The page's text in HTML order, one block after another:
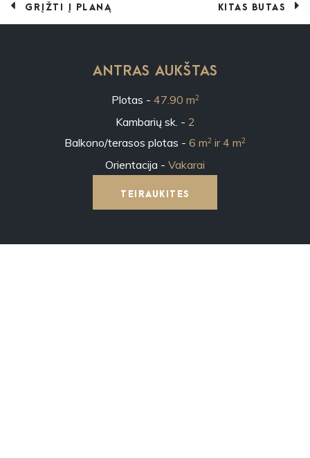
GRĮŽTI Į PLANĄ KITAS BUTAS
ANTRAS AUKŠTAS
47.90 m2
2
6 m2 ir 4 m2
Vakarai
TEIRAUKITES